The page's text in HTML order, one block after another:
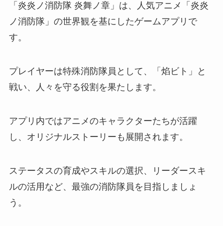
「炎炎ノ消防隊 炎舞ノ章」は、人気アニメ「炎炎
ノ消防隊」の世界観を基にしたゲームアプリで
す。
プレイヤーは特殊消防隊員として、「焰ビト」と
戦い、人々を守る役割を果たします。
アプリ内ではアニメのキャラクターたちが活躍
し、オリジナルストーリーも展開されます。
ステータスの育成やスキルの選択、リーダースキ
ルの活用など、最強の消防隊員を目指しましょ
う。